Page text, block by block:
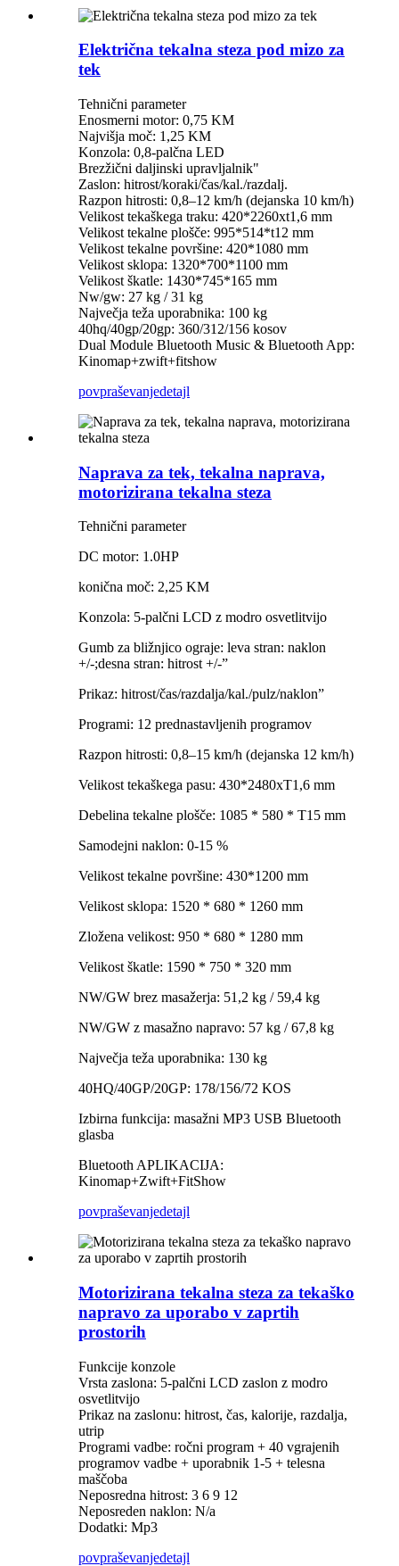
Električna tekalna steza pod mizo za
tek
Tehnični parameter
Enosmerni motor: 0,75 KM
Najvišja moč: 1,25 KM
Konzola: 0,8-palčna LED
Brezžični daljinski upravljalnik"
Zaslon: hitrost/koraki/čas/kal./razdalj.
Razpon hitrosti: 0,8–12 km/h (dejanska 10 km/h)
Velikost tekaškega traku: 420*2260xt1,6 mm
Velikost tekalne plošče: 995*514*t12 mm
Velikost tekalne površine: 420*1080 mm
Velikost sklopa: 1320*700*1100 mm
Velikost škatle: 1430*745*165 mm
Nw/gw: 27 kg / 31 kg
Največja teža uporabnika: 100 kg
40hq/40gp/20gp: 360/312/156 kosov
Dual Module Bluetooth Music & Bluetooth App:
Kinomap+zwift+fitshow
povpraševanjedetajl
Naprava za tek, tekalna naprava,
motorizirana tekalna steza
Tehnični parameter
DC motor: 1.0HP
konična moč: 2,25 KM
Konzola: 5-palčni LCD z modro osvetlitvijo
Gumb za bližnjico ograje: leva stran: naklon
+/-;desna stran: hitrost +/-”
Prikaz: hitrost/čas/razdalja/kal./pulz/naklon”
Programi: 12 prednastavljenih programov
Razpon hitrosti: 0,8–15 km/h (dejanska 12 km/h)
Velikost tekaškega pasu: 430*2480xT1,6 mm
Debelina tekalne plošče: 1085 * 580 * T15 mm
Samodejni naklon: 0-15 %
Velikost tekalne površine: 430*1200 mm
Velikost sklopa: 1520 * 680 * 1260 mm
Zložena velikost: 950 * 680 * 1280 mm
Velikost škatle: 1590 * 750 * 320 mm
NW/GW brez masažerja: 51,2 kg / 59,4 kg
NW/GW z masažno napravo: 57 kg / 67,8 kg
Največja teža uporabnika: 130 kg
40HQ/40GP/20GP: 178/156/72 KOS
Izbirna funkcija: masažni MP3 USB Bluetooth
glasba
Bluetooth APLIKACIJA:
Kinomap+Zwift+FitShow
povpraševanjedetajl
Motorizirana tekalna steza za tekaško
napravo za uporabo v zaprtih
prostorih
Funkcije konzole
Vrsta zaslona: 5-palčni LCD zaslon z modro
osvetlitvijo
Prikaz na zaslonu: hitrost, čas, kalorije, razdalja,
utrip
Programi vadbe: ročni program + 40 vgrajenih
programov vadbe + uporabnik 1-5 + telesna
maščoba
Neposredna hitrost: 3 6 9 12
Neposreden naklon: N/a
Dodatki: Mp3
povpraševanjedetajl